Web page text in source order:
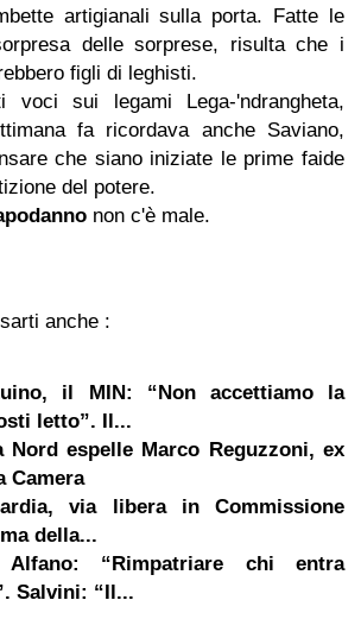
artigianali sulla porta. Fatte le
delle sorprese, risulta che i
figli di leghisti.
voci sui legami Lega-'ndrangheta,
fa ricordava anche Saviano,
che siano iniziate le prime faide
del potere.
non c'è male.
anche :
il MIN: “Non accettiamo la
letto”. Il...
Nord espelle Marco Reguzzoni, ex
Camera
via libera in Commissione
della...
Alfano: “Rimpatriare chi entra
Salvini: “Il...